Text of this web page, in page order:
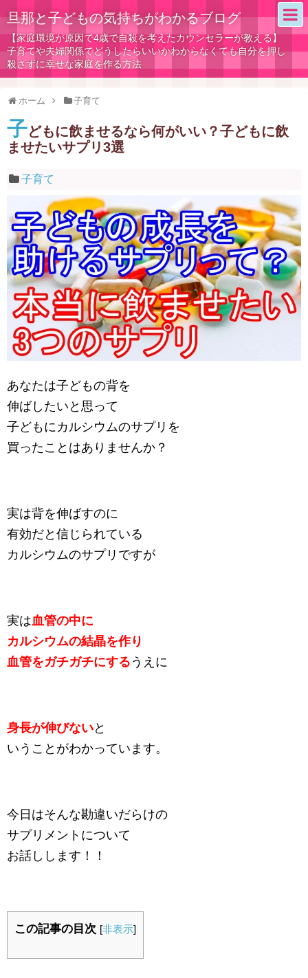
旦那と子どもの気持ちがわかるブログ
【家庭環境が原因で4歳で自殺を考えたカウンセラーが教える】
子育てや夫婦関係でどうしたらいいかわからなくても自分を押し
殺さずに幸せな家庭を作る方法
ホーム 子育て
子どもに飲ませるなら何がいい？子どもに飲
ませたいサプリ3選
子育て
あなたは子どもの背を
伸ばしたいと思って
子どもにカルシウムのサプリを
買ったことはありませんか？
実は背を伸ばすのに
有効だと信じられている
カルシウムのサプリですが
実は血管の中に
カルシウムの結晶を作り
血管をガチガチにする うえに
身長が伸びないと
いうことがわかっています。
今日はそんな勘違いだらけの
サプリメントについて
お話しします！！
この記事の目次 [非表示]